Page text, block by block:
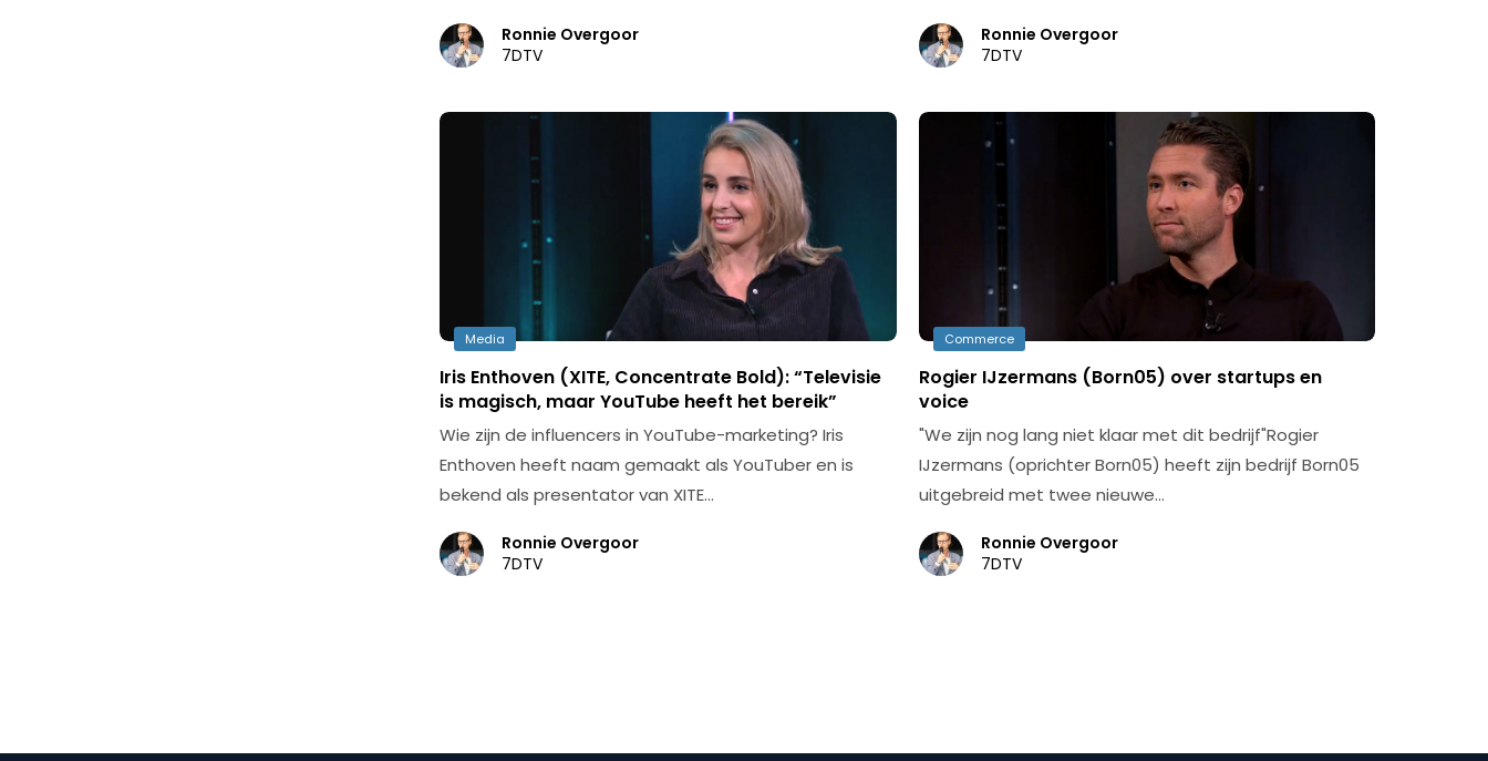
Ronnie Overgoor
7DTV
Ronnie Overgoor
7DTV
Media
Iris Enthoven (XITE, Concentrate Bold): “Televisie
is magisch, maar YouTube heeft het bereik”
Wie zijn de influencers in YouTube-marketing? Iris
Enthoven heeft naam gemaakt als YouTuber en is
bekend als presentator van XITE…
Ronnie Overgoor
7DTV
Commerce
Rogier IJzermans (Born05) over startups en
voice
"We zijn nog lang niet klaar met dit bedrijf"Rogier
IJzermans (oprichter Born05) heeft zijn bedrijf Born05
uitgebreid met twee nieuwe…
Ronnie Overgoor
7DTV